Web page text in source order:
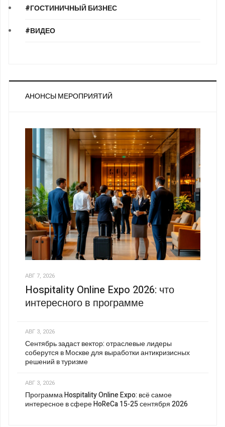
#ГОСТИНИЧНЫЙ БИЗНЕС
#ВИДЕО
АНОНСЫ МЕРОПРИЯТИЙ
АВГ 7, 2026
Hospitality Online Expo 2026: что
интересного в программе
АВГ 3, 2026
Сентябрь задаст вектор: отраслевые лидеры
соберутся в Москве для выработки антикризисных
решений в туризме
АВГ 3, 2026
Программа Hospitality Online Expo: всё самое
интересное в сфере HoReCa 15-25 сентября 2026